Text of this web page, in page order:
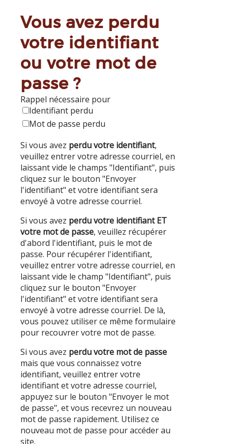
Vous avez perdu
votre identifiant
ou votre mot de
passe ?
Rappel nécessaire pour
Identifiant perdu
Mot de passe perdu
Si vous avez perdu votre identifiant,
veuillez entrer votre adresse courriel, en
laissant vide le champs "Identifiant", puis
cliquez sur le bouton "Envoyer
l'identifiant" et votre identifiant sera
envoyé à votre adresse courriel.
Si vous avez perdu votre identifiant ET
votre mot de passe, veuillez récupérer
d'abord l'identifiant, puis le mot de
passe. Pour récupérer l'identifiant,
veuillez entrer votre adresse courriel, en
laissant vide le champ "Identifiant", puis
cliquez sur le bouton "Envoyer
l'identifiant" et votre identifiant sera
envoyé à votre adresse courriel. De là,
vous pouvez utiliser ce même formulaire
pour recouvrer votre mot de passe.
Si vous avez perdu votre mot de passe
mais que vous connaissez votre
identifiant, veuillez entrer votre
identifiant et votre adresse courriel,
appuyez sur le bouton "Envoyer le mot
de passe", et vous recevrez un nouveau
mot de passe rapidement. Utilisez ce
nouveau mot de passe pour accéder au
site.